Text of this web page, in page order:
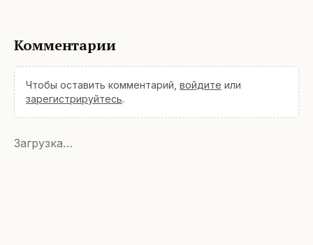
Комментарии
Чтобы оставить комментарий, войдите или
зарегистрируйтесь.
Загрузка…